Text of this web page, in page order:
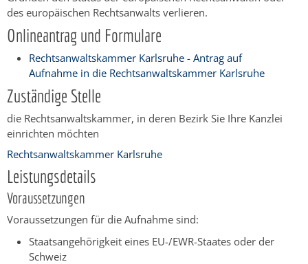
des europäischen Rechtsanwalts verlieren.
Onlineantrag und Formulare
Rechtsanwaltskammer Karlsruhe - Antrag auf
Aufnahme in die Rechtsanwaltskammer Karlsruhe
Zuständige Stelle
die Rechtsanwaltskammer, in deren Bezirk Sie Ihre Kanzlei
einrichten möchten
Rechtsanwaltskammer Karlsruhe
Leistungsdetails
Voraussetzungen
Voraussetzungen für die Aufnahme sind:
Staatsangehörigkeit eines EU-/EWR-Staates oder der
Schweiz